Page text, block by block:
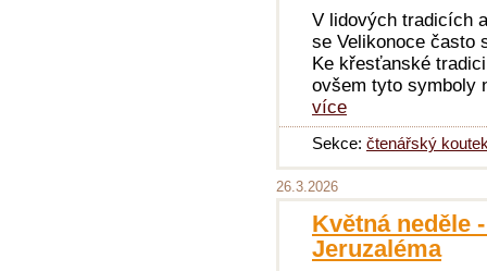
V lidových tradicích
se Velikonoce často
Ke křesťanské tradici
ovšem tyto symboly
více
Sekce: čtenářský
26.3.2026
Květná neděle
Jeruzaléma